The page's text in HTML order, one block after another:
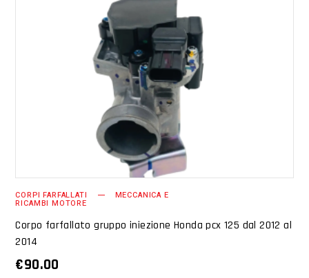
AGGIUNGI AL CARRELLO
CORPI FARFALLATI MECCANICA E
RICAMBI MOTORE
Corpo farfallato gruppo iniezione Honda pcx 125 dal 2012 al
2014
€90.00